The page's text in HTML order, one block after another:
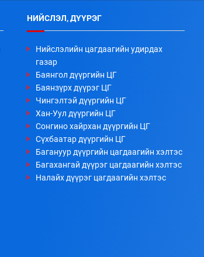
НИЙСЛЭЛ, ДҮҮРЭГ
Нийслэлийн цагдаагийн удирдах
газар
Баянгол дүүргийн ЦГ
Баянзүрх дүүрэг ЦГ
Чингэлтэй дүүргийн ЦГ
Хан-Уул дүүргийн ЦГ
Сонгино хайрхан дүүргийн ЦГ
Сүхбаатар дүүргийн ЦГ
Багануур дүүргийн цагдаагийн хэлтэс
Багахангай дүүрэг цагдаагийн хэлтэс
Налайх дүүрэг цагдаагийн хэлтэс